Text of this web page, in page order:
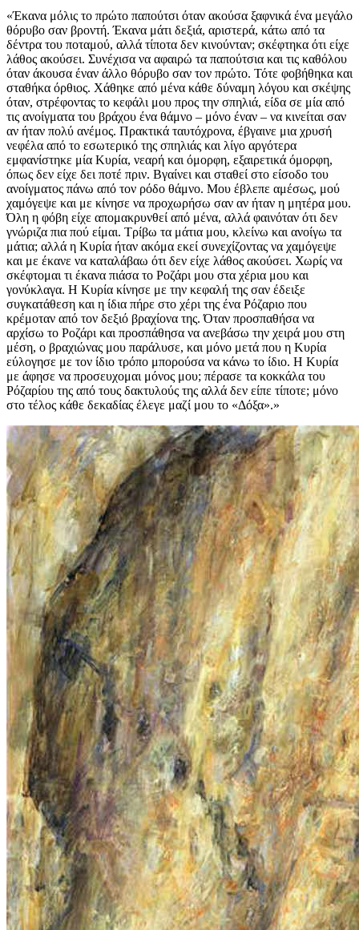
«Έκανα μόλις το πρώτο παπούτσι όταν ακούσα ξαφνικά ένα μεγάλο
θόρυβο σαν βροντή. Έκανα μάτι δεξιά, αριστερά, κάτω από τα
δέντρα του ποταμού, αλλά τίποτα δεν κινούνταν; σκέφτηκα ότι είχε
λάθος ακούσει. Συνέχισα να αφαιρώ τα παπούτσια και τις καθόλου
όταν άκουσα έναν άλλο θόρυβο σαν τον πρώτο. Τότε φοβήθηκα και
σταθήκα όρθιος. Χάθηκε από μένα κάθε δύναμη λόγου και σκέψης
όταν, στρέφοντας το κεφάλι μου προς την σπηλιά, είδα σε μία από
τις ανοίγματα του βράχου ένα θάμνο – μόνο έναν – να κινείται σαν
αν ήταν πολύ ανέμος. Πρακτικά ταυτόχρονα, έβγαινε μια χρυσή
νεφέλα από το εσωτερικό της σπηλιάς και λίγο αργότερα
εμφανίστηκε μία Κυρία, νεαρή και όμορφη, εξαιρετικά όμορφη,
όπως δεν είχε δει ποτέ πριν. Βγαίνει και σταθεί στο είσοδο του
ανοίγματος πάνω από τον ρόδο θάμνο. Μου έβλεπε αμέσως, μού
χαμόγεψε και με κίνησε να προχωρήσω σαν αν ήταν η μητέρα μου.
Όλη η φόβη είχε απομακρυνθεί από μένα, αλλά φαινόταν ότι δεν
γνώριζα πια πού είμαι. Τρίβω τα μάτια μου, κλείνω και ανοίγω τα
μάτια; αλλά η Κυρία ήταν ακόμα εκεί συνεχίζοντας να χαμόγεψε
και με έκανε να καταλάβαω ότι δεν είχε λάθος ακούσει. Χωρίς να
σκέφτομαι τι έκανα πιάσα το Ροζάρι μου στα χέρια μου και
γονύκλαγα. Η Κυρία κίνησε με την κεφαλή της σαν έδειξε
συγκατάθεση και η ίδια πήρε στο χέρι της ένα Ρόζαριο που
κρέμοταν από τον δεξιό βραχίονα της. Όταν προσπαθήσα να
αρχίσω το Ροζάρι και προσπάθησα να ανεβάσω την χειρά μου στη
μέση, ο βραχιώνας μου παράλυσε, και μόνο μετά που η Κυρία
εύλογησε με τον ίδιο τρόπο μπορούσα να κάνω το ίδιο. Η Κυρία
με άφησε να προσευχομαι μόνος μου; πέρασε τα κοκκάλα του
Ρόζαρίου της από τους δακτυλούς της αλλά δεν είπε τίποτε; μόνο
στο τέλος κάθε δεκαδίας έλεγε μαζί μου το «Δόξα».»